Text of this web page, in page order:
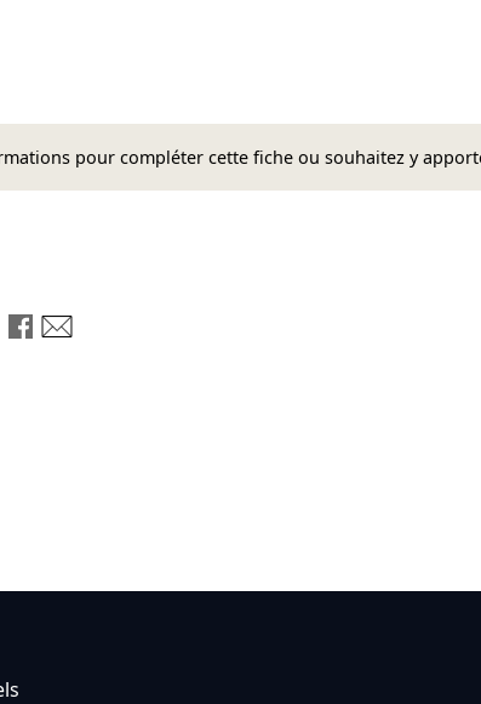
pour compléter cette fiche ou souhaitez y
sur LinkedIn
sur Mastodon
Partager sur Bluesky
Partager sur Facebook